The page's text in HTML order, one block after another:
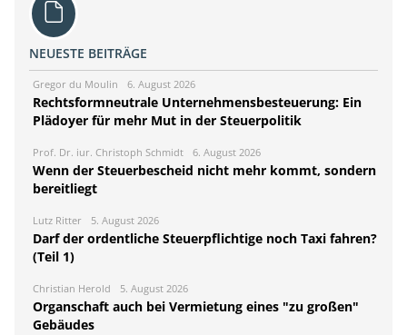
NEUESTE BEITRÄGE
Gregor du Moulin 6. August 2026
Rechtsformneutrale Unternehmensbesteuerung: Ein
Plädoyer für mehr Mut in der Steuerpolitik
Prof. Dr. iur. Christoph Schmidt 6. August 2026
Wenn der Steuerbescheid nicht mehr kommt, sondern
bereitliegt
Lutz Ritter 5. August 2026
Darf der ordentliche Steuerpflichtige noch Taxi fahren?
(Teil 1)
Christian Herold 5. August 2026
Organschaft auch bei Vermietung eines "zu großen"
Gebäudes